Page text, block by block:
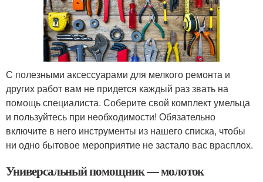
С полезными аксессуарами для мелкого ремонта и
других работ вам не придется каждый раз звать на
помощь специалиста. Соберите свой комплект умельца
и пользуйтесь при необходимости! Обязательно
включите в него инструменты из нашего списка, чтобы
ни одно бытовое мероприятие не застало вас врасплох.
Универсальный помощник — молоток